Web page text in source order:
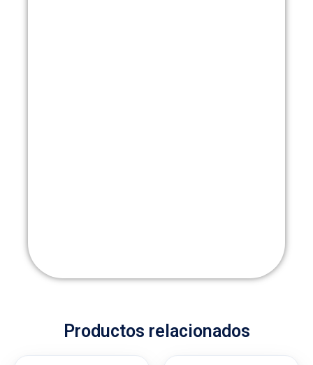
Productos relacionados